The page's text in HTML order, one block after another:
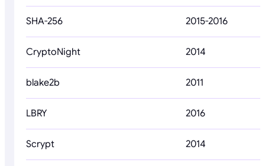
SHA-256 2015-2016
CryptoNight 2014
blake2b 2011
LBRY 2016
Scrypt 2014